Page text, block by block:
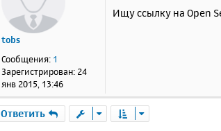
tobs
Сообщения: 1
Зарегистрирован: 24
янв 2015, 13:46
о
Ищу ссылку на Open
Ответить